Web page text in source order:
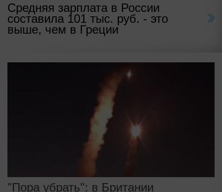
Средняя зарплата в России
составила 101 тыс. руб. - это
выше, чем в Греции
"Пора убрать": в Британии